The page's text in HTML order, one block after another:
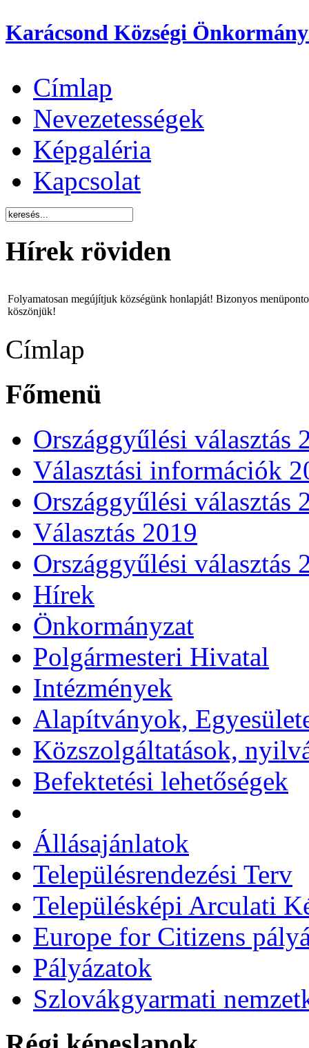
Karácsond Községi
Címlap
Nevezetességek
Képgaléria
Kapcsolat
Hírek röviden
Folyamatosan megújítjuk községünk honlapját! Bizonyos
köszönjük!
Címlap
Főmenü
Országgyűlési választás
Választási információk
Országgyűlési választás
Választás 2019
Országgyűlési választás
Hírek
Önkormányzat
Polgármesteri Hivatal
Intézmények
Alapítványok,
Közszolgáltatások,
Befektetési lehetőségek
Állásajánlatok
Településrendezési Terv
Településképi Arculati
Europe for Citizens
Pályázatok
Szlovákgyarmati